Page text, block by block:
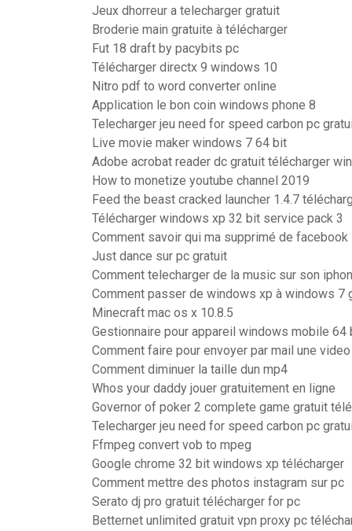
Jeux dhorreur a telecharger gratuit
Broderie main gratuite à télécharger
Fut 18 draft by pacybits pc
Télécharger directx 9 windows 10
Nitro pdf to word converter online
Application le bon coin windows phone 8
Telecharger jeu need for speed carbon pc
Live movie maker windows 7 64 bit
Adobe acrobat reader dc gratuit télécharger
How to monetize youtube channel 2019
Feed the beast cracked launcher 1.4.7
Télécharger windows xp 32 bit service pack 3
Comment savoir qui ma supprimé de facebook
Just dance sur pc gratuit
Comment telecharger de la music sur son
Comment passer de windows xp à windows 7
Minecraft mac os x 10.8.5
Gestionnaire pour appareil windows mobile 64
Comment faire pour envoyer par mail une
Comment diminuer la taille dun mp4
Whos your daddy jouer gratuitement en ligne
Governor of poker 2 complete game gratuit
Telecharger jeu need for speed carbon pc
Ffmpeg convert vob to mpeg
Google chrome 32 bit windows xp télécharger
Comment mettre des photos instagram sur pc
Serato dj pro gratuit télécharger for pc
Betternet unlimited gratuit vpn proxy pc